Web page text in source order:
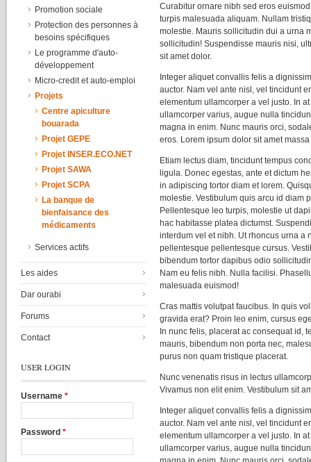
Curabitur ornare nibh sed eros
turpis malesuada aliquam. Nullam
molestie. Mauris sollicitudin dui a urna
sollicitudin! Suspendisse mauris nisi,
sit amet dolor.
Integer aliquet convallis felis a
auctor. Nam vel ante nisl, vel tincidunt
elementum ullamcorper a vel justo. In
ullamcorper varius, augue nulla
magna in enim. Nunc mauris orci,
eros. Lorem ipsum dolor sit amet
Etiam lectus diam, tincidunt tempus
ligula. Donec egestas, ante et dictum
in adipiscing tortor diam et lorem.
molestie. Vestibulum quis arcu id diam
Pellentesque leo turpis, molestie ut
hac habitasse platea dictumst.
interdum vel et nibh. Ut rhoncus urna a
pellentesque pellentesque cursus.
bibendum tortor dapibus odio
Nam eu felis nibh. Nulla facilisi.
malesuada euismod!
Cras mattis volutpat faucibus. In quis
gravida erat? Proin leo enim, cursus
In nunc felis, placerat ac consequat id,
mauris, bibendum non porta nec,
purus non quam tristique placerat.
Nunc venenatis risus in lectus
Vivamus non elit enim. Vestibulum sit
Integer aliquet convallis felis a
auctor. Nam vel ante nisl, vel tincidunt
elementum ullamcorper a vel justo. In
ullamcorper varius, augue nulla
Promotion sociale
Protection des personnes à
besoins spécifiques
Le programme d'auto-
développement
Micro-credit et auto-emploi
Projets
Centre apiculture
bouarada
Projet GEPE
Projet INSER.ECO.NET
Projet SAWA
Projet SCPA
La banque de
bienfaisance des
médicaments
Services actifs
Les aides
Dar ourabi
Forums
Contact
USER LOGIN
Username *
Password *